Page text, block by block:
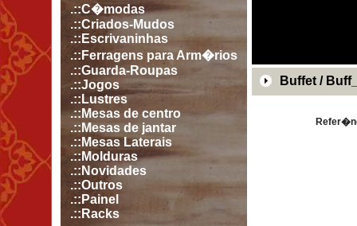
.::C�modas
.::Criados-Mudos
.::Escrivaninhas
.::Ferragens para Arm�rios
.::Guarda-Roupas
.::Jogos
.::Lustres
.::Mesas de centro
.::Mesas de jantar
.::Mesas Laterais
.::Molduras
.::Novidades
.::Outros
.::Painel
.::Racks
Buffet /